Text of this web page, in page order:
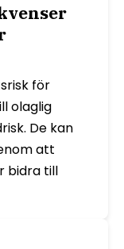
för
olaglig
De kan
att
bidra till